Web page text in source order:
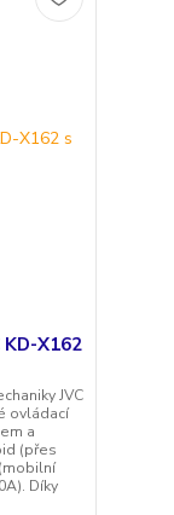
X162
JVC
ovládací
a
(přes
Díky